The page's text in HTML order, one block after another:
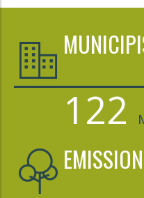
122